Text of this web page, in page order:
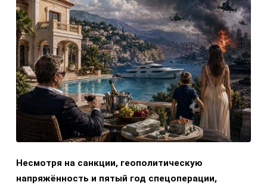
Несмотря на санкции, геополитическую
напряжённость и пятый год спецоперации,